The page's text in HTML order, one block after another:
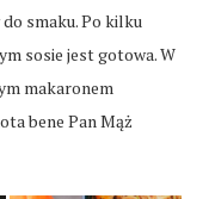
smaku. Po kilku
sosie jest gotowa. W
makaronem
bene Pan Mąż